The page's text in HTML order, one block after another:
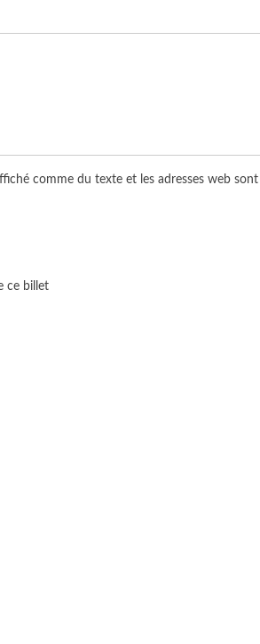
comme du texte et les adresses web
ce billet